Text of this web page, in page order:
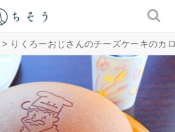
> りくろーおじさんのチーズケーキのカ